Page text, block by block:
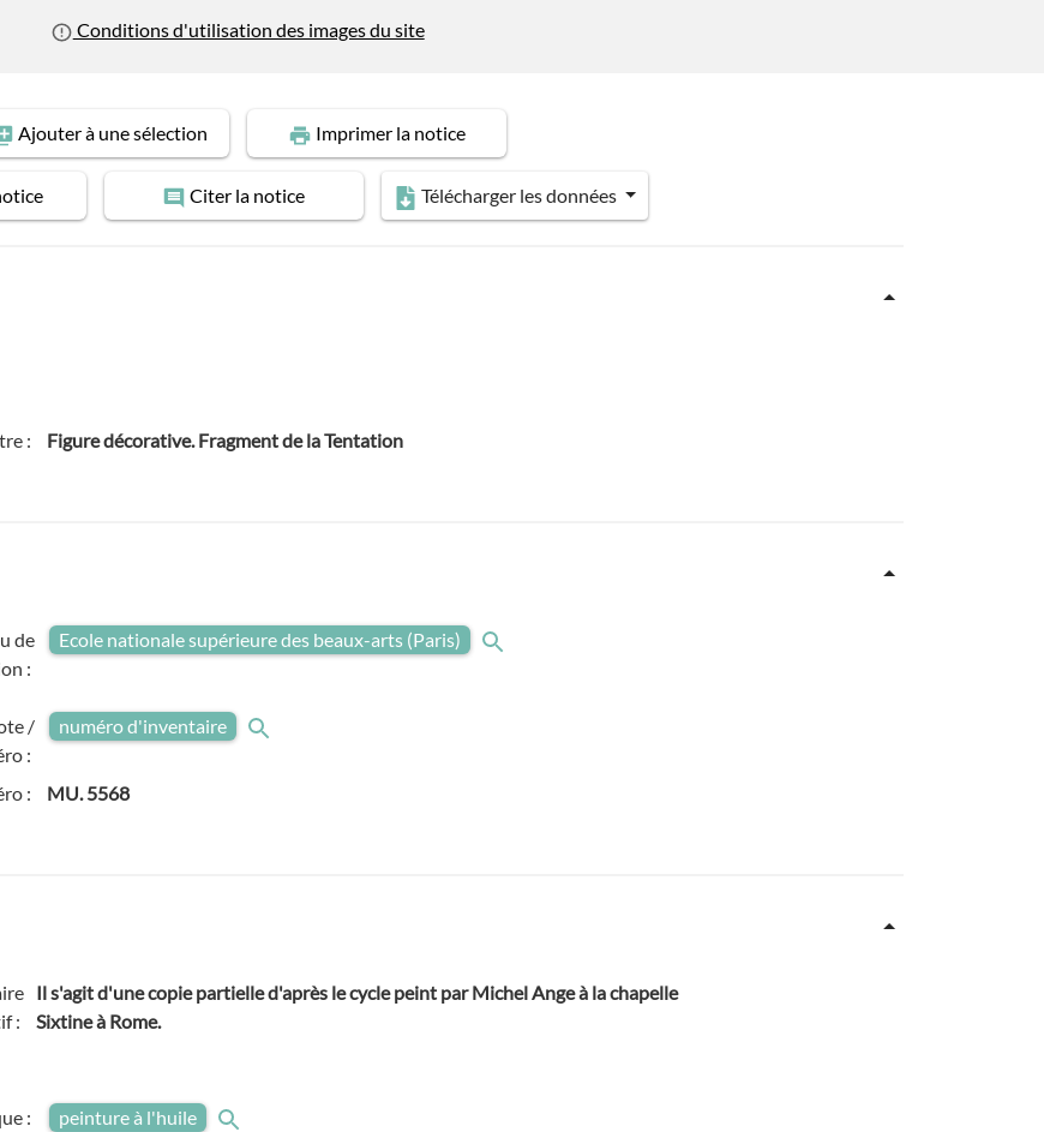
Conditions d'utilisation des images du site
Ajouterà une sélection Imprimerla notice
Citer la notice Télécharger les données
: Figure décorative. Fragment de la Tentation
de
:
Ecole nationale supérieure des beaux-arts (Paris)
/
:
numéro d'inventaire
: MU. 5568
:
Il s'agit d'une copie partielle d'après le cycle peint par Michel Ange à la chapelle
Sixtine à Rome.
: peinture à l'huile